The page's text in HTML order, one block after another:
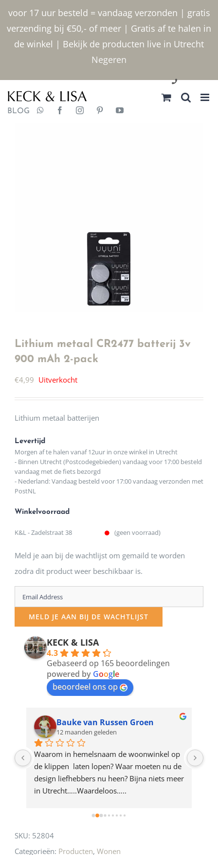
voor 17 uur besteld = vandaag verzonden | gratis
verzending bij €50,- of meer | Gratis af te halen in
de winkel | Bekijk de producten live in Utrecht
Negeren
inhoud
030 2400000
BLOG
Lithium metaal CR2477 batterij 3v
900 mAh 2-pack
€4,99 Uitverkocht
Lithium metaal batterijen
Levertijd
Morgen af te halen vanaf 12uur in onze winkel in Utrecht
- Binnen Utrecht (Postcodegebieden) vandaag voor 17:00 besteld
vandaag met de fiets bezorgd
- Nederland: Vandaag besteld voor 17:00 vandaag verzonden met
PostNL
Winkelvoorraad
K&L - Zadelstraat 38 (geen voorraad)
Meld je aan bij de wachtlijst om gemaild te worden
zodra dit product weer beschikbaar is.
Enter
your
email
address
product
MELD JE AAN BIJ DE WACHTLIJST
KECK & LISA
4.3
Gebaseerd op 165 beoordelingen
powered by Google
beoordeel ons op
Bauke van Russen Groen
12 maanden geleden
Waarom in hemelsnaam de woonwinkel op
de klippen  laten lopen? Waar moeten nu de
design liefhebbers nu heen? Bijna niets meer
in Utrecht…..Waardeloos…..
SKU: 52804
Categorieën: Producten, Wonen